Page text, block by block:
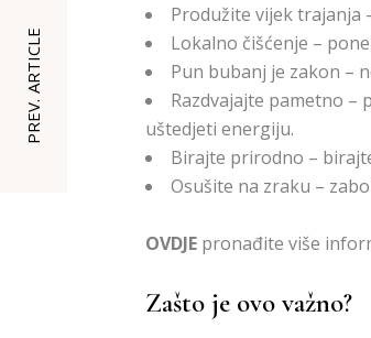
Produžite vijek trajanja
Lokalno čišćenje –
Pun bubanj je zakon –
Razdvajajte pametno
uštedjeti energiju.
Birajte prirodno –
Osušite na zraku –
OVDJE pronađite više
Zašto je ovo važno?
PREV. ARTICLE